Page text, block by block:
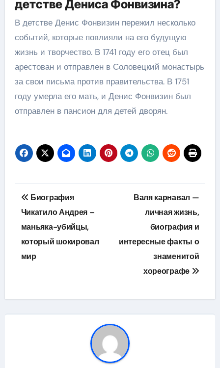
детстве Дениса Фонвизина?
В детстве Денис Фонвизин пережил несколько
событий, которые повлияли на его будущую
жизнь и творчество. В 1741 году его отец был
арестован и отправлен в Соловецкий монастырь
за свои письма против правительства. В 1751
году умерла его мать, и Денис Фонвизин был
отправлен в пансион для детей дворян.
Навигация
по
записям
Биография
Чикатило Андрея –
маньяка-убийцы,
который шокировал
мир
Валя карнавал —
личная жизнь,
биография и
интересные факты о
знаменитой
хореографе